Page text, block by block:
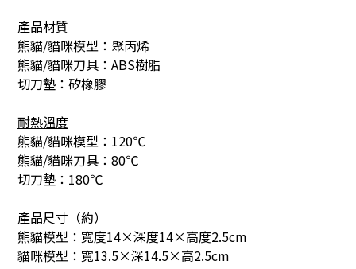
產品材質
熊貓/貓咪模型：聚丙烯
熊貓/貓咪刀具：ABS樹脂
切刀墊：矽橡膠
耐熱溫度
熊貓/貓咪模型：120℃
熊貓/貓咪刀具：80℃
切刀墊：180℃
產品尺寸（約）
熊貓模型：寬度14×深度14×高度2.5cm
貓咪模型：寬13.5×深14.5×高2.5cm